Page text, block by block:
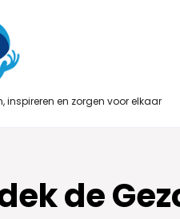
inspireren en zorgen voor elkaar
de